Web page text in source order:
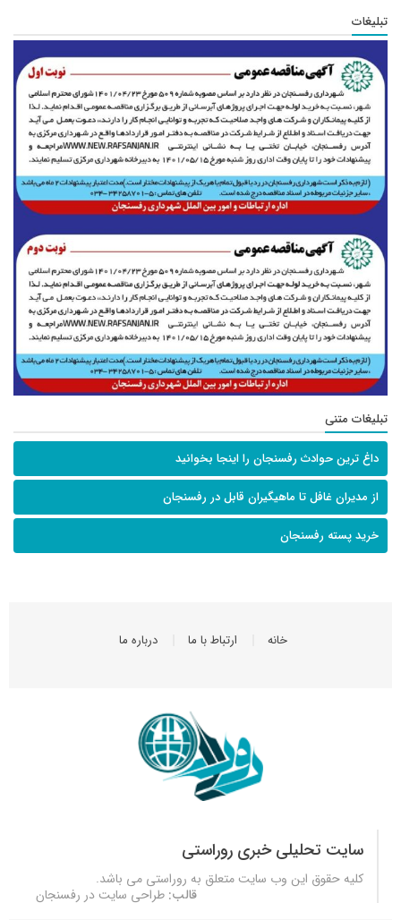
تبلیغات
تبلیغات متنی
داغ ترین حوادث رفسنجان را اینجا بخوانید
از مدیران غافل تا ماهیگیران قابل در رفسنجان
خرید پسته رفسنجان
خانه ارتباط با ما درباره ما
سایت تحلیلی خبری روراستی
کلیه حقوق این وب سایت متعلق به روراستی می باشد.
قالب: طراحی سایت در رفسنجان